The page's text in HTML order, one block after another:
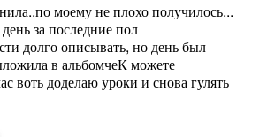
моему не плохо получилось...
за последние пол
долго описывать, но день был
в альбомчеК можете
воть доделаю уроки и снова гулять